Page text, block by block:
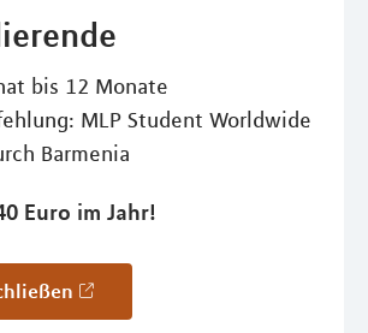
bis 12 Monate
MLP Student Worldwide
Barmenia
Euro im Jahr!